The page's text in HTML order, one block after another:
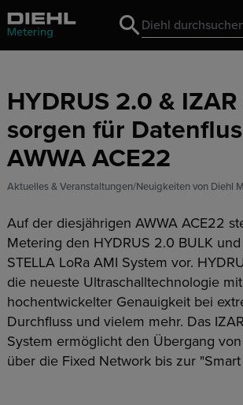
Search
Search
HYDRUS 2.0 &
sorgen für
AWWA ACE22
Aktuelles & Veranstaltungen Neuigkeiten von Diehl
Auf der diesjährigen AWWA ACE22
Metering den HYDRUS 2.0 BULK und
STELLA LoRa AMI System vor.
die neueste Ultraschalltechnologie mit
hochentwickelter Genauigkeit bei
Durchfluss und vielem mehr. Das
System ermöglicht den Übergang
über die Fixed Network bis zur